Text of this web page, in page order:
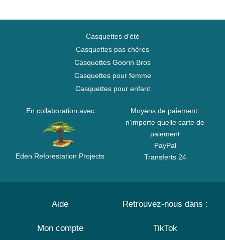
Casquettes d'été
Casquettes pas chères
Casquettes Goorin Bros
Casquettes pour femme
Casquettes pour enfant
En collaboration avec
Eden Reforestation Projects
Moyens de paiement:
n'importe quelle carte de
paiement
PayPal
Transferts 24
Aide
Mon compte
Retrouvez-nous dans :
TikTok